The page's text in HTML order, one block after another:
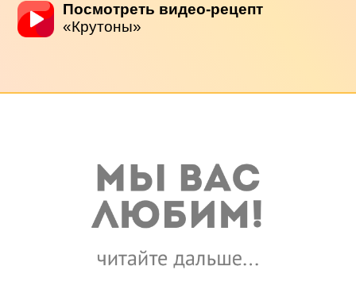
Посмотреть видео-рецепт
«Крутоны»